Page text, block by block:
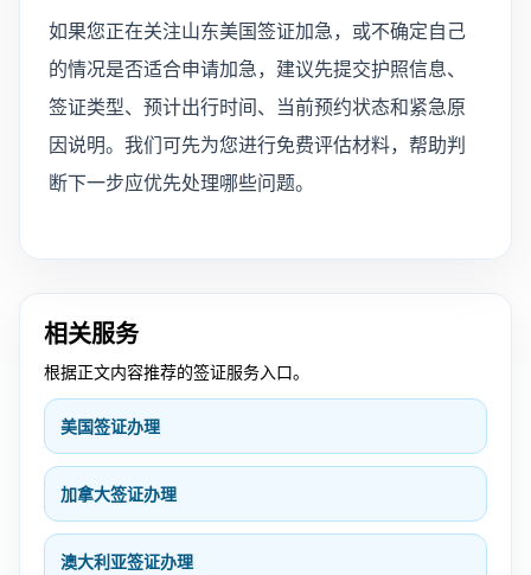
如果您正在关注山东美国签证加急，或不确定自己
的情况是否适合申请加急，建议先提交护照信息、
签证类型、预计出行时间、当前预约状态和紧急原
因说明。我们可先为您进行免费评估材料，帮助判
断下一步应优先处理哪些问题。
相关服务
根据正文内容推荐的签证服务入口。
美国签证办理
加拿大签证办理
澳大利亚签证办理